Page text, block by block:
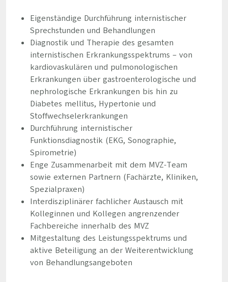
Eigenständige Durchführung internistischer
Sprechstunden und Behandlungen
Diagnostik und Therapie des gesamten
internistischen Erkrankungsspektrums – von
kardiovaskulären und pulmonologischen
Erkrankungen über gastroenterologische und
nephrologische Erkrankungen bis hin zu
Diabetes mellitus, Hypertonie und
Stoffwechselerkrankungen
Durchführung internistischer
Funktionsdiagnostik (EKG, Sonographie,
Spirometrie)
Enge Zusammenarbeit mit dem MVZ-Team
sowie externen Partnern (Fachärzte, Kliniken,
Spezialpraxen)
Interdisziplinärer fachlicher Austausch mit
Kolleginnen und Kollegen angrenzender
Fachbereiche innerhalb des MVZ
Mitgestaltung des Leistungsspektrums und
aktive Beteiligung an der Weiterentwicklung
von Behandlungsangeboten